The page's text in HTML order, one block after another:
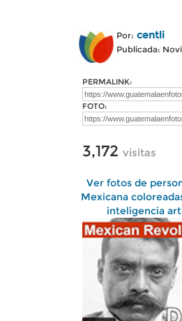
Por: centli
Publicada:
PERMALINK:
FOTO:
3,172 visitas
Ver fotos de
Mexicana
inteligencia